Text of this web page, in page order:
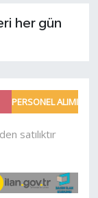
her gün